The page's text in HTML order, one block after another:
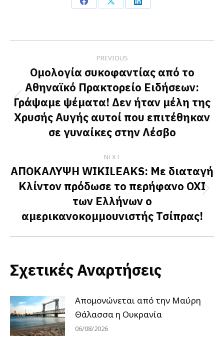
Share
Facebook
Share
X
Share
LinkedIn
navigation
PREVIOUS
Previous
post:
Ομολογία συκοφαντίας από το
Αθηναϊκό Πρακτορείο Ειδήσεων:
Γράψαμε ψέματα! Δεν ήταν μέλη της
Χρυσής Αυγής αυτοί που επιτέθηκαν
σε γυναίκες στην Λέσβο
NEXT
Next
post:
ΑΠΟΚΑΛΥΨΗ WIKILEAKS: Με διαταγή
Κλίντον πρόδωσε το περήφανο ΟΧΙ
των Ελλήνων ο
αμερικανοκομμουνιστής Τσίπρας!
Σχετικές Αναρτήσεις
Απομονώνεται από την Μαύρη
Θάλασσα η Ουκρανία
06/08/2026